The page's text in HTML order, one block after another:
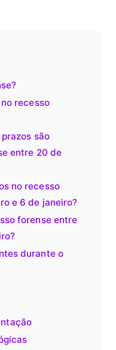
recesso
são
entre 20 de
no recesso
e 6 de janeiro?
forense entre
durante o